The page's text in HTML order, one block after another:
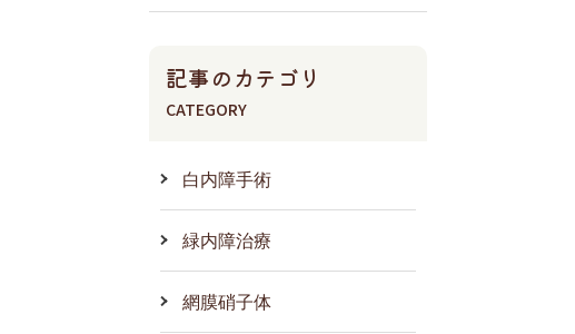
記事のカテゴリ
CATEGORY
白内障手術
緑内障治療
網膜硝子体